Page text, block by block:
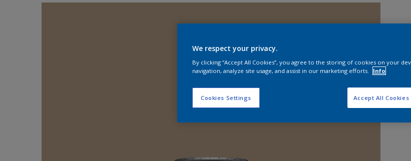
We respect your privacy.
By clicking “Accept All Cookies”, you agree to the storing of cookies on your
navigation, analyze site usage, and assist in our marketing efforts.
Info
Cookies Settings Accept All Cookies